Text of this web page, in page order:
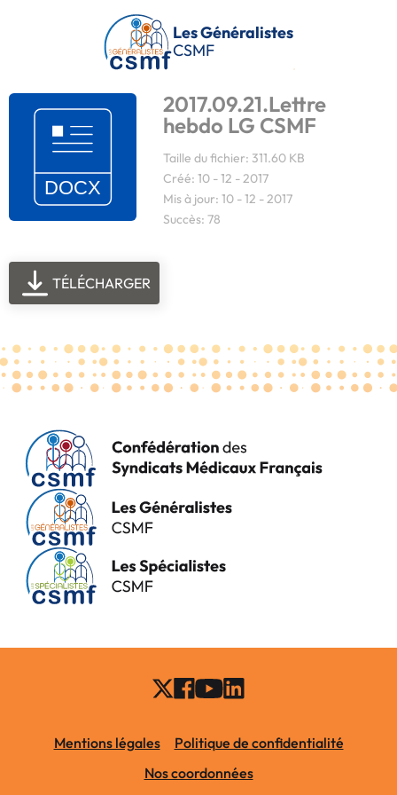
Passer au contenu principal
Les Généralistes
CSMF
2017.09.21.Lettre
hebdo LG CSMF
Taille du fichier: 311.60 KB
Créé: 10 - 12 - 2017
Mis à jour: 10 - 12 - 2017
Succès: 78
TÉLÉCHARGER
Mentions légales
Politique de confidentialité
Nos coordonnées